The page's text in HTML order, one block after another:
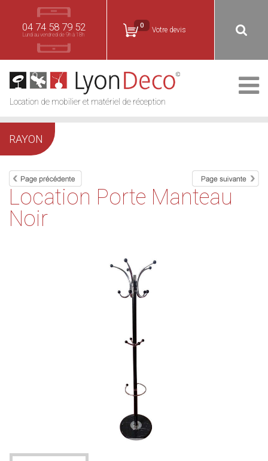
Location de mobilier et matériel de réception
04 74 58 79 52
Lundi au vendredi de 9h à 18h
0 Votre devis
RAYON
Location Porte Manteau
Noir